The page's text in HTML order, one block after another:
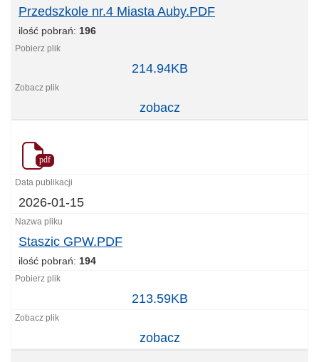
Przedszkole nr.4 Miasta Auby.PDF
ilość pobrań: 196
nr.4
Miasta
214.94KB
zobacz
pdf
2026-01-15
Staszic GPW.PDF
ilość pobrań: 194
GPW.PDF
213.59KB
zobacz